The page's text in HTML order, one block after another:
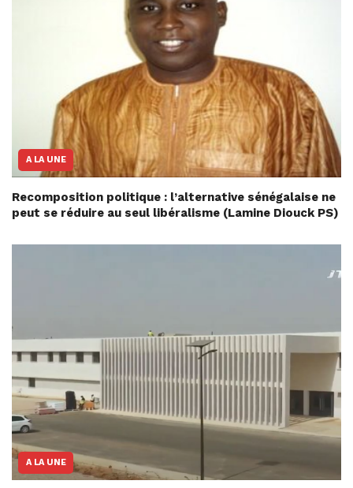
A LA UNE
Recomposition politique : l’alternative sénégalaise ne
peut se réduire au seul libéralisme (Lamine Diouck PS)
A LA UNE